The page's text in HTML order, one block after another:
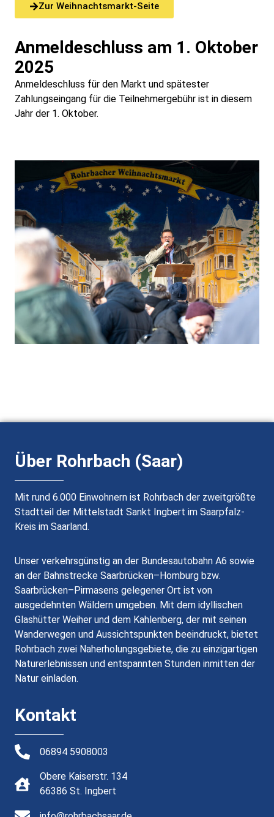
Zur Weihnachtsmarkt-Seite
Anmeldeschluss am 1. Oktober
2025
Anmeldeschluss für den Markt und spätester
Zahlungseingang für die Teilnehmergebühr ist in diesem
Jahr der 1. Oktober.
Über Rohrbach (Saar)
Mit rund 6.000 Einwohnern ist Rohrbach der zweitgrößte
Stadtteil der Mittelstadt Sankt Ingbert im Saarpfalz-
Kreis im Saarland.
Unser verkehrsgünstig an der Bundesautobahn A6 sowie
an der Bahnstrecke Saarbrücken–Homburg bzw.
Saarbrücken–Pirmasens gelegener Ort ist von
ausgedehnten Wäldern umgeben. Mit dem idyllischen
Glashütter Weiher und dem Kahlenberg, der mit seinen
Wanderwegen und Aussichtspunkten beeindruckt, bietet
Rohrbach zwei Naherholungsgebiete, die zu einzigartigen
Naturerlebnissen und entspannten Stunden inmitten der
Natur einladen.
Kontakt
06894 5908003
Obere Kaiserstr. 134
66386 St. Ingbert